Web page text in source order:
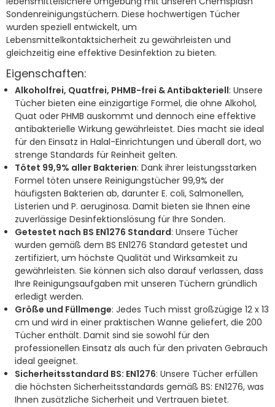
Sondenreinigungstüchern. Diese hochwertigen Tücher
wurden speziell entwickelt, um
Lebensmittelkontaktsicherheit zu gewährleisten und
gleichzeitig eine effektive Desinfektion zu bieten.
Eigenschaften:
Alkoholfrei, Quatfrei, PHMB-frei & Antibakteriell: Unsere
Tücher bieten eine einzigartige Formel, die ohne Alkohol,
Quat oder PHMB auskommt und dennoch eine effektive
antibakterielle Wirkung gewährleistet. Dies macht sie ideal
für den Einsatz in Halal-Einrichtungen und überall dort, wo
strenge Standards für Reinheit gelten.
Tötet 99,9% aller Bakterien: Dank ihrer leistungsstarken
Formel töten unsere Reinigungstücher 99,9% der
häufigsten Bakterien ab, darunter E. coli, Salmonellen,
Listerien und P. aeruginosa. Damit bieten sie Ihnen eine
zuverlässige Desinfektionslösung für Ihre Sonden.
Getestet nach BS EN1276 Standard: Unsere Tücher
wurden gemäß dem BS EN1276 Standard getestet und
zertifiziert, um höchste Qualität und Wirksamkeit zu
gewährleisten. Sie können sich also darauf verlassen, dass
Ihre Reinigungsaufgaben mit unseren Tüchern gründlich
erledigt werden.
Größe und Füllmenge: Jedes Tuch misst großzügige 12 x 13
cm und wird in einer praktischen Wanne geliefert, die 200
Tücher enthält. Damit sind sie sowohl für den
professionellen Einsatz als auch für den privaten Gebrauch
ideal geeignet.
Sicherheitsstandard BS: EN1276: Unsere Tücher erfüllen
die höchsten Sicherheitsstandards gemäß BS: EN1276, was
Ihnen zusätzliche Sicherheit und Vertrauen bietet.